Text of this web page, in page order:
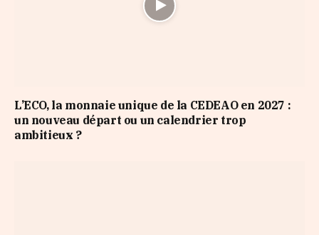
L’ECO, la monnaie unique de la CEDEAO en 2027 :
un nouveau départ ou un calendrier trop
ambitieux ?